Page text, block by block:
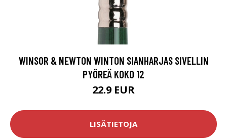
WINSOR & NEWTON WINTON SIANHARJAS SIVELLIN
PYÖREÄ KOKO 12
22.9 EUR
LISÄTIETOJA